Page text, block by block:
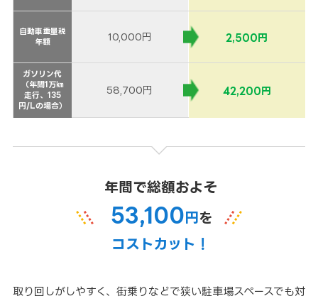
自動車重量税
年額
10,000円
ガソリン代
（年間1万㎞
走行、135
円/Lの場合）
58,700円
自動車重量税
年額
2,500円
ガソリン代
（年間1万㎞
走行、135
円/Lの場合）
42,200円
年間で総額およそ
53,100円を
コストカット！
取り回しがしやすく、街乗りなどで狭い駐車場スペースでも対